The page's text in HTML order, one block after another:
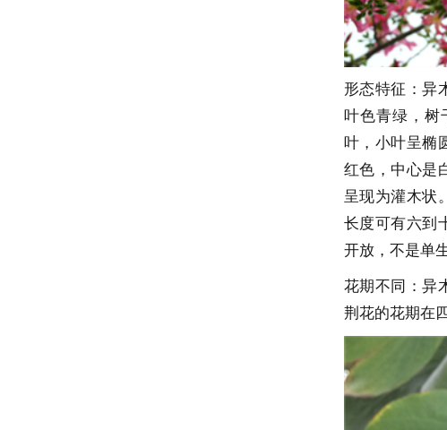
形态特征：异
叶色青绿，树
叶，小叶呈椭
红色，中心是
呈现为灌木状
长度可有六到
开放，不是单
花期不同：异
荆花的花期在